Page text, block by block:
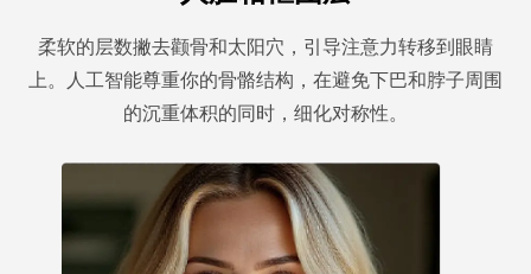
柔软的层数撇去颧骨和太阳穴，引导注意力转移到眼睛
上。人工智能尊重你的骨骼结构，在避免下巴和脖子周围
的沉重体积的同时，细化对称性。